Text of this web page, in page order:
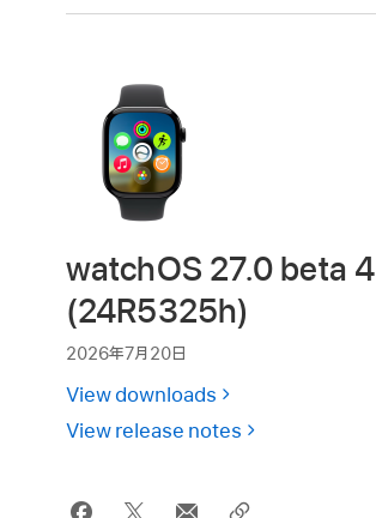
watchOS 27.0 beta 4
(24R5325h)
2026年7月20日
View downloads
View release notes